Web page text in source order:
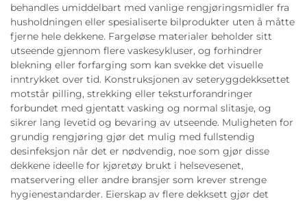
behandles umiddelbart med vanlige rengjøringsmidler fra
husholdningen eller spesialiserte bilprodukter uten å måtte
fjerne hele dekkene. Fargeløse materialer beholder sitt
utseende gjennom flere vaskesykluser, og forhindrer
blekning eller forfarging som kan svekke det visuelle
inntrykket over tid. Konstruksjonen av seteryggdekksettet
motstår pilling, strekking eller teksturforandringer
forbundet med gjentatt vasking og normal slitasje, og
sikrer lang levetid og bevaring av utseende. Muligheten for
grundig rengjøring gjør det mulig med fullstendig
desinfeksjon når det er nødvendig, noe som gjør disse
dekkene ideelle for kjøretøy brukt i helsevesenet,
matservering eller andre bransjer som krever strenge
hygienestandarder. Eierskap av flere dekksett gjør det